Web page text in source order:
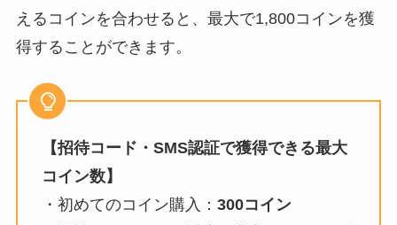
えるコインを合わせると、最大で1,800コインを獲
得することができます。
【招待コード・SMS認証で獲得できる最大
コイン数】
・初めてのコイン購入： 300コイン